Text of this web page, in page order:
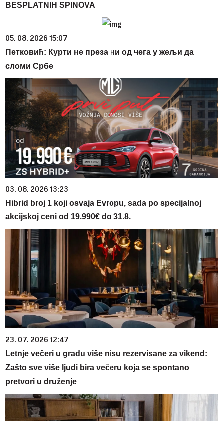
BESPLATNIH SPINOVA
05. 08. 2026 15:07
Петковић: Курти не преза ни од чега у жељи да
сломи Србе
03. 08. 2026 13:23
Hibrid broj 1 koji osvaja Evropu, sada po specijalnoj
akcijskoj ceni od 19.990€ do 31.8.
23. 07. 2026 12:47
Letnje večeri u gradu više nisu rezervisane za vikend:
Zašto sve više ljudi bira večeru koja se spontano
pretvori u druženje